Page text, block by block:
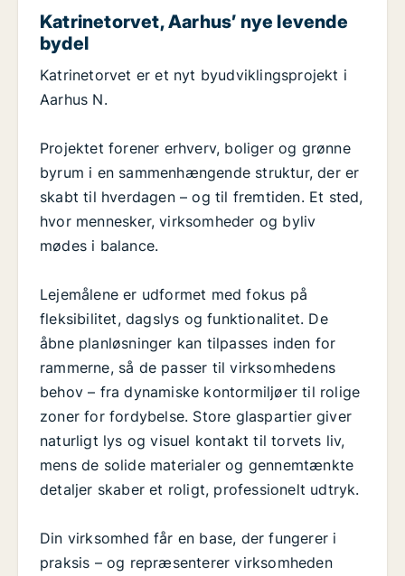
Katrinetorvet, Aarhus’ nye levende
bydel
Katrinetorvet er et nyt byudviklingsprojekt i
Aarhus N.
Projektet forener erhverv, boliger og grønne
byrum i en sammenhængende struktur, der er
skabt til hverdagen – og til fremtiden. Et sted,
hvor mennesker, virksomheder og byliv
mødes i balance.
Lejemålene er udformet med fokus på
fleksibilitet, dagslys og funktionalitet. De
åbne planløsninger kan tilpasses inden for
rammerne, så de passer til virksomhedens
behov – fra dynamiske kontormiljøer til rolige
zoner for fordybelse. Store glaspartier giver
naturligt lys og visuel kontakt til torvets liv,
mens de solide materialer og gennemtænkte
detaljer skaber et roligt, professionelt udtryk.
Din virksomhed får en base, der fungerer i
praksis – og repræsenterer virksomheden